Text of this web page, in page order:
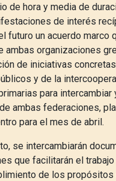
de hora y media de
de interés
futuro un acuerdo marco
ambas organizaciones
de iniciativas
y de la
para intercambiar
ambas federaciones,
para el mes de abril.
se intercambiarán
que facilitarán el
de los propósitos